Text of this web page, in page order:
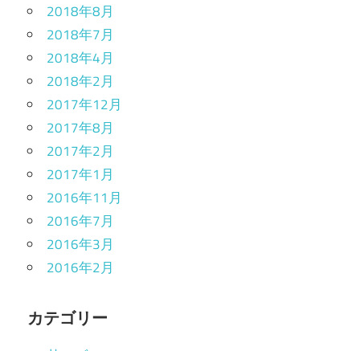
2018年8月
2018年7月
2018年4月
2018年2月
2017年12月
2017年8月
2017年2月
2017年1月
2016年11月
2016年7月
2016年3月
2016年2月
カテゴリー